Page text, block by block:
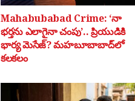
Mahabubabad Crime: ‘నా
భర్తను ఎలాగైనా చంపు’.. ప్రియుడికి
భార్య మెసేజ్? మహబూబాబాద్‌లో
కలకలం